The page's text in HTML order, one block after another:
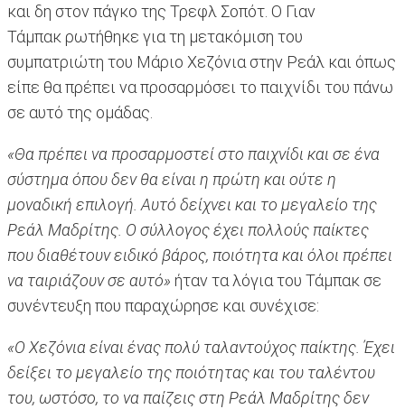
και δη στον πάγκο της Τρεφλ Σοπότ. Ο Γιαν
Τάμπακ ρωτήθηκε για τη μετακόμιση του
συμπατριώτη του Μάριο Χεζόνια στην Ρεάλ και όπως
είπε θα πρέπει να προσαρμόσει το παιχνίδι του πάνω
σε αυτό της ομάδας.
«Θα πρέπει να προσαρμοστεί στο παιχνίδι και σε ένα
σύστημα όπου δεν θα είναι η πρώτη και ούτε η
μοναδική επιλογή. Αυτό δείχνει και το μεγαλείο της
Ρεάλ Μαδρίτης. Ο σύλλογος έχει πολλούς παίκτες
που διαθέτουν ειδικό βάρος, ποιότητα και όλοι πρέπει
να ταιριάζουν σε αυτό» ήταν τα λόγια του Τάμπακ σε
συνέντευξη που παραχώρησε και συνέχισε:
«Ο Χεζόνια είναι ένας πολύ ταλαντούχος παίκτης. Έχει
δείξει το μεγαλείο της ποιότητας και του ταλέντου
του, ωστόσο, το να παίζεις στη Ρεάλ Μαδρίτης δεν